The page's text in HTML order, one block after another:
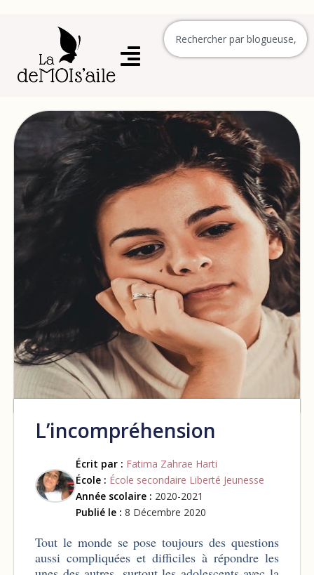
L’incompréhension
Écrit par : Fatima Zahrae Harti
École : École secondaire Liberté Jeunesse
Année scolaire : 2020-2021
Publié le : 8 Décembre 2020
Tout le monde se pose toujours des questions
aussi compliquées et difficiles à répondre les